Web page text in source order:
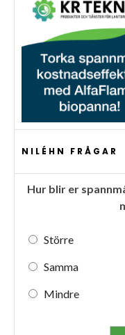
NILÉHN FRÅGAR
Hur blir er
Större
Samma
Mindre